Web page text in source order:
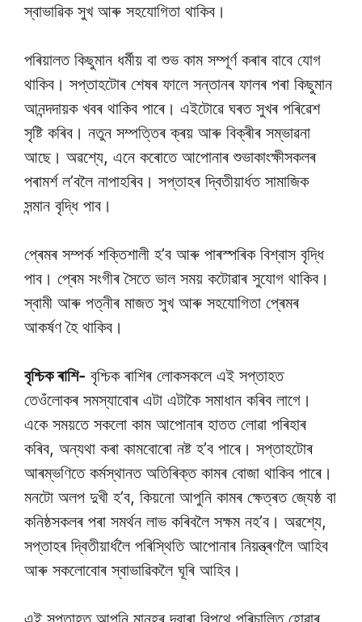
স্বাভাৱিক সুখ আৰু সহযোগিতা থাকিব।
পৰিয়ালত কিছুমান ধৰ্মীয় বা শুভ কাম সম্পূৰ্ণ কৰাৰ বাবে যোগ
থাকিব। সপ্তাহটোৰ শেষৰ ফালে সন্তানৰ ফালৰ পৰা কিছুমান
আনন্দদায়ক খবৰ থাকিব পাৰে। এইটোৱে ঘৰত সুখৰ পৰিৱেশ
সৃষ্টি কৰিব। নতুন সম্পত্তিৰ ক্ৰয় আৰু বিক্ৰীৰ সম্ভাৱনা
আছে। অৱশ্যে, এনে কৰোতে আপোনাৰ শুভাকাংক্ষীসকলৰ
পৰামৰ্শ ল’বলৈ নাপাহৰিব। সপ্তাহৰ দ্বিতীয়াৰ্ধত সামাজিক
সন্মান বৃদ্ধি পাব।
প্ৰেমৰ সম্পৰ্ক শক্তিশালী হ’ব আৰু পাৰস্পৰিক বিশ্বাস বৃদ্ধি
পাব। প্ৰেম সংগীৰ সৈতে ভাল সময় কটোৱাৰ সুযোগ থাকিব।
স্বামী আৰু পত্নীৰ মাজত সুখ আৰু সহযোগিতা প্ৰেমৰ
আকৰ্ষণ হৈ থাকিব।
বৃশ্চিক ৰাশি- বৃশ্চিক ৰাশিৰ লোকসকলে এই সপ্তাহত
তেওঁলোকৰ সমস্যাবোৰ এটা এটাকৈ সমাধান কৰিব লাগে।
একে সময়তে সকলো কাম আপোনাৰ হাতত লোৱা পৰিহাৰ
কৰিব, অন্যথা কৰা কামবোৰো নষ্ট হ’ব পাৰে। সপ্তাহটোৰ
আৰম্ভণিতে কৰ্মস্থানত অতিৰিক্ত কামৰ বোজা থাকিব পাৰে।
মনটো অলপ দুখী হ’ব, কিয়নো আপুনি কামৰ ক্ষেত্ৰত জ্যেষ্ঠ বা
কনিষ্ঠসকলৰ পৰা সমৰ্থন লাভ কৰিবলৈ সক্ষম নহ’ব। অৱশ্যে,
সপ্তাহৰ দ্বিতীয়াৰ্ধলৈ পৰিস্থিতি আপোনাৰ নিয়ন্ত্ৰণলৈ আহিব
আৰু সকলোবোৰ স্বাভাৱিকলৈ ঘূৰি আহিব।